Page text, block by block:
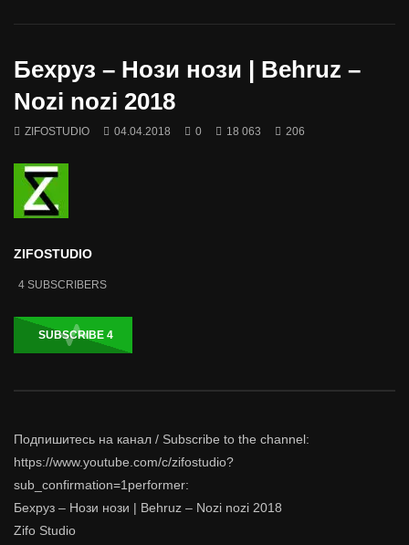
Бехруз – Нози нози | Behruz –
Nozi nozi 2018
ZIFOSTUDIO 04.04.2018 0 18 063 206
ZIFOSTUDIO
4 SUBSCRIBERS
SUBSCRIBE 4
Подпишитесь на канал / Subscribe to the channel:
https://www.youtube.com/c/zifostudio?
sub_confirmation=1performer:
Бехруз – Нози нози | Behruz – Nozi nozi 2018
Zifo Studio